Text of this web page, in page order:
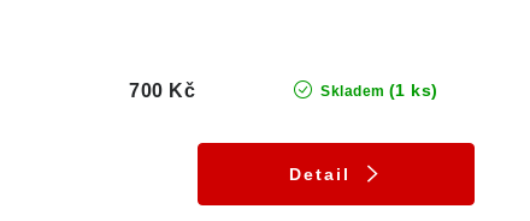
Skladem (1 ks)
700 Kč
Detail